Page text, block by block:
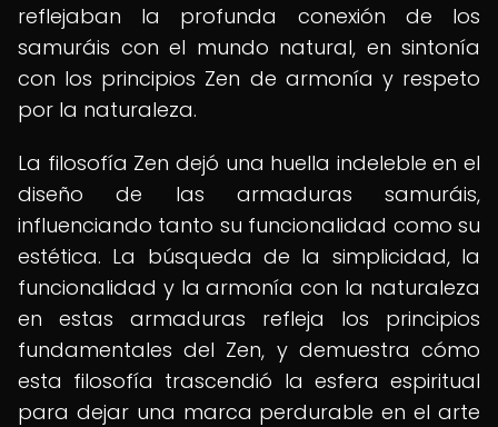
reflejaban la profunda conexión de los
samuráis con el mundo natural, en sintonía
con los principios Zen de armonía y respeto
por la naturaleza.
La filosofía Zen dejó una huella indeleble en el
diseño de las armaduras samuráis,
influenciando tanto su funcionalidad como su
estética. La búsqueda de la simplicidad, la
funcionalidad y la armonía con la naturaleza
en estas armaduras refleja los principios
fundamentales del Zen, y demuestra cómo
esta filosofía trascendió la esfera espiritual
para dejar una marca perdurable en el arte